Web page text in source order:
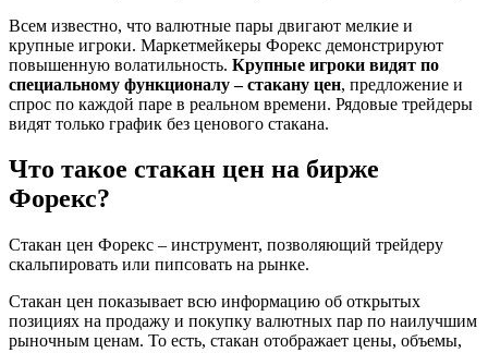
Всем известно, что валютные пары двигают мелкие и
крупные игроки. Маркетмейкеры Форекс демонстрируют
повышенную волатильность. Крупные игроки видят по
специальному функционалу – стакану цен, предложение и
спрос по каждой паре в реальном времени. Рядовые трейдеры
видят только график без ценового стакана.
Что такое стакан цен на бирже
Форекс?
Стакан цен Форекс – инструмент, позволяющий трейдеру
скальпировать или пипсовать на рынке.
Стакан цен показывает всю информацию об открытых
позициях на продажу и покупку валютных пар по наилучшим
рыночным ценам. То есть, стакан отображает цены, объемы,